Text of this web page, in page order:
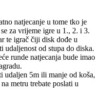
natjecanje u tome tko je
za vrijeme igre u 1., 2. i 3.
te igrač čiji disk dođe u
od stupa do diska.
runde natjecanja bude imao
udaljen 5m ili manje od koša,
metru trebate poslati u